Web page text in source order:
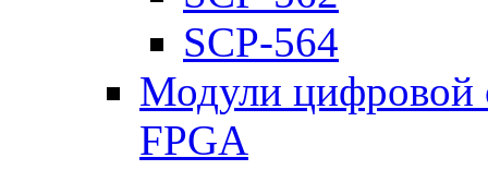
SCP-564
Модули цифровой
FPGA